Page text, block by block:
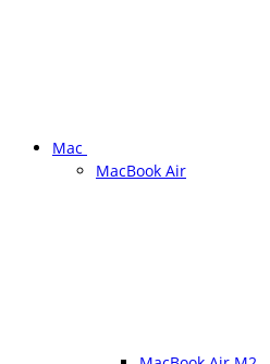
Mac
MacBook Air